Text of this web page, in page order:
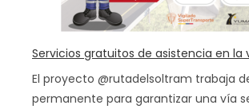
Servicios gratuitos de asistencia en la
El proyecto @rutadelsoltram trabaja
permanente para garantizar una vía